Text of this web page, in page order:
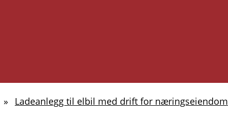
Ladeanlegg til elbil med drift for næringseiendom